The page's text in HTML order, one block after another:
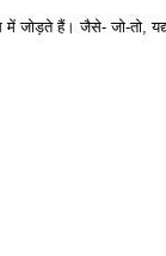
जोड़ते हैं। जैसे- जो-तो,